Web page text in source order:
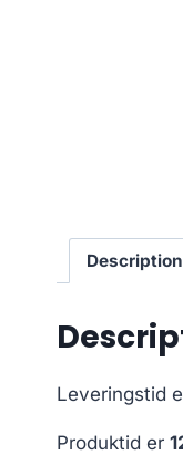
Description
Leveringstid
Produktid er